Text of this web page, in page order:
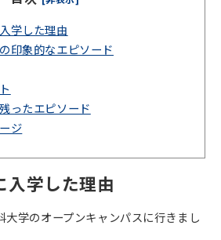
学した理由
印象的なエピソード
ったエピソード
ジ
入学した理由
大学のオープンキャンパスに行きまし